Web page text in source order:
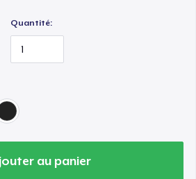
Quantité:
au panier